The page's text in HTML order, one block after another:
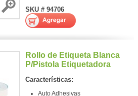
SKU # 94706
Rollo de Etiqueta Blanca
P/Pistola Etiquetadora
Características:
Auto Adhesivas